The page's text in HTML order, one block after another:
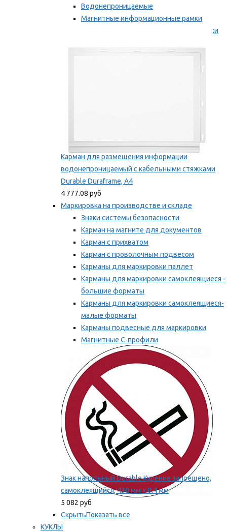
Водонепроницаемые
Магнитные информационные рамки
Самоклеящиеся информационные рамки
Карман для размещения информации
водонепроницаемый с кабельными стяжками
Durable Duraframe, А4
4 777.08 руб
Маркировка на производстве и складе
Знаки системы безопасности
Карман на магните для документов
Карман с прихватом
Карман с проволочным подвесом
Карманы для маркировки паллет
Карманы для маркировки самоклеящиеся -
большие форматы
Карманы для маркировки самоклеящиеся-
малые форматы
Карманы подвесные для маркировки
Магнитные С-профили
Напольная маркировка
Мы рекомендуем
Знак напольный Durable Курение запрещено,
самоклеящийся, 430 мм х 0.4 мм
5 082 руб
СкрытьПоказать все
КУКЛЫ